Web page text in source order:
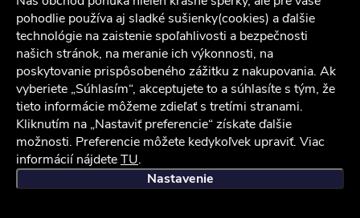
pohodlie používa aj sladké sušienky(cookies) a ďalšie
technológie na zaistenie spoľahlivosti a bezpečnosti
našich stránok, na meranie ich výkonnosti, na
poskytovanie prispôsobeného zážitku z nakupovania. Ak
vyberiete „Súhlasím“, akceptujete to a súhlasíte s tým, že
tieto informácie môžeme zdieľať s tretími stranami.
Kliknutím na „Nastaviť preferencie“ získate ďalšie
možnosti. Preferencie môžete kedykoľvek upraviť. Viac
informácií nájdeteTU.
Nastavenie
Sledovať na Instagrame
Služby zákazníkom
iocel.sk Obchodné podmienky Ochrana osobných údajov